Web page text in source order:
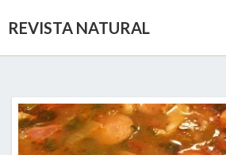
REVISTA NATURAL